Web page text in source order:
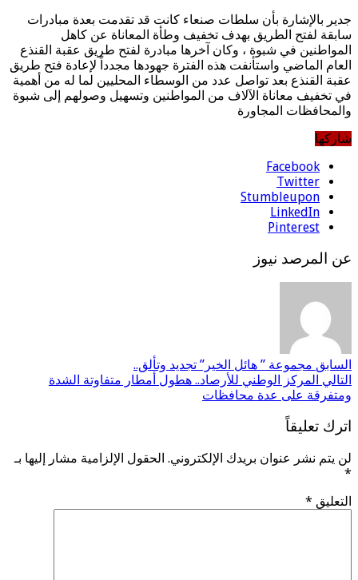
جدير بالإشارة بأن سلطات صنعاء كانت قد تقدمت بعدة مبادرات
سابقة لفتح الطريق بهدف تخفيف وطأة المعاناة عن كاهل
المواطنين في شبوة ، وكان آخرها مبادرة لفتح طريق عقبة القنذع
العام الماضي واستأنفت هذه الفترة جهودها مجدداً لإعادة فتح طريق
عقبة القنذع بعد تواصل عدد من الوسطاء المحليين لما له من أهمية
في تخفيف معاناة الآلاف من المواطنين وتسهيل وصولهم إلى شبوة
والمحافظات المجاورة
شاركها
Facebook
Twitter
Stumbleupon
LinkedIn
Pinterest
عن المرصد نيوز
السابق مجموعة ” هائل الخير” تجديد وتألق..
التالي المركز الوطني للأرصاد.. هطول أمطار متفاوتة الشدة
ومتفرقة على عدة محافظات
اترك تعليقاً
لن يتم نشر عنوان بريدك الإلكتروني. الحقول الإلزامية مشار إليها بـ
*
التعليق *